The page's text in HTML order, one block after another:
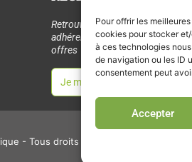
Pour offrir les
cookies pour stocker
à ces technologies
de navigation ou les ID
consentement peut
Accepter
Retrouvez tous les mois
adhérents, les rendez-vous
offres de stages et d’emplois…
Je m'abonne à la lettre d'info
- Tous droits réservés - 2026